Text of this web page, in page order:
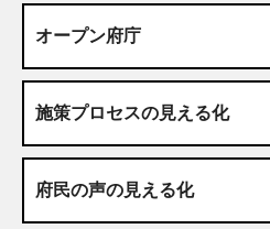
オープン府庁
施策プロセスの見える化
府民の声の見える化